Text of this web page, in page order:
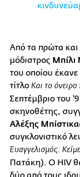
Από τα πρώτα
μόδιστρος
του οποίου
τίτλο Και το
Σεπτέμβριο του
σκηνοθέτης,
Αλέξης
συγκλονιστικό
Ευαγγελισμός:
Πατάκη). Ο HIV θα